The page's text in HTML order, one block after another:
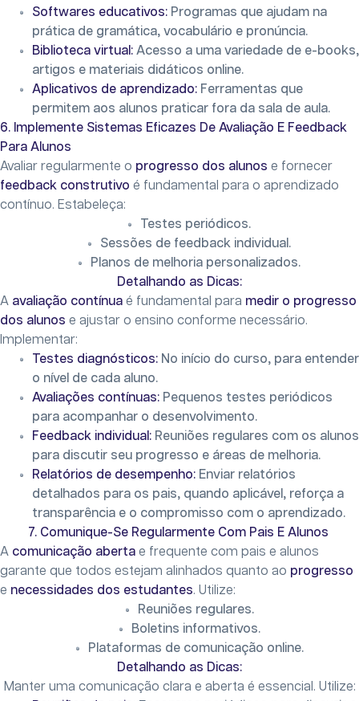
Softwares educativos: Programas que ajudam na
prática de gramática, vocabulário e pronúncia.
Biblioteca virtual: Acesso a uma variedade de e-books,
artigos e materiais didáticos online.
Aplicativos de aprendizado: Ferramentas que
permitem aos alunos praticar fora da sala de aula.
6. Implemente Sistemas Eficazes De Avaliação E Feedback
Para Alunos
Avaliar regularmente o progresso dos alunos e fornecer
feedback construtivo é fundamental para o aprendizado
contínuo. Estabeleça:
Testes periódicos.
Sessões de feedback individual.
Planos de melhoria personalizados.
Detalhando as Dicas:
A avaliação contínua é fundamental para medir o progresso
dos alunos e ajustar o ensino conforme necessário.
Implementar:
Testes diagnósticos: No início do curso, para entender
o nível de cada aluno.
Avaliações contínuas: Pequenos testes periódicos
para acompanhar o desenvolvimento.
Feedback individual: Reuniões regulares com os alunos
para discutir seu progresso e áreas de melhoria.
Relatórios de desempenho: Enviar relatórios
detalhados para os pais, quando aplicável, reforça a
transparência e o compromisso com o aprendizado.
7. Comunique-Se Regularmente Com Pais E Alunos
A comunicação aberta e frequente com pais e alunos
garante que todos estejam alinhados quanto ao progresso
e necessidades dos estudantes. Utilize:
Reuniões regulares.
Boletins informativos.
Plataformas de comunicação online.
Detalhando as Dicas:
Manter uma comunicação clara e aberta é essencial. Utilize: